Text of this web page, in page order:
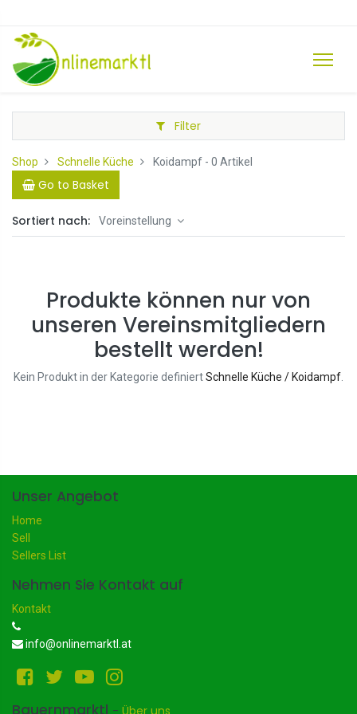
Filter
Shop Schnelle Küche Koidampf - 0 Artikel
Go to Basket
Sortiert nach: Voreinstellung
Produkte können nur von
unseren Vereinsmitgliedern
bestellt werden!
Kein Produkt in der Kategorie definiertSchnelle Küche / Koidampf
Unser Angebot
Home
Sell
Sellers List
Nehmen Sie Kontakt auf
Kontakt
info@onlinemarktl.at
Bauernmarktl